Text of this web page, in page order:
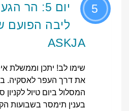
5
יום 5: הר
ליבה הפועם
ASKJA
שימו לב! יתכן וממשלת
את דרך העפר לאסקיה.
המסלול ביום טיול
בענין תימסר בשבועות